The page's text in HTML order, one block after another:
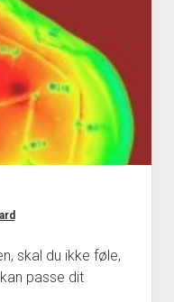
skal du ikke føle,
passe dit